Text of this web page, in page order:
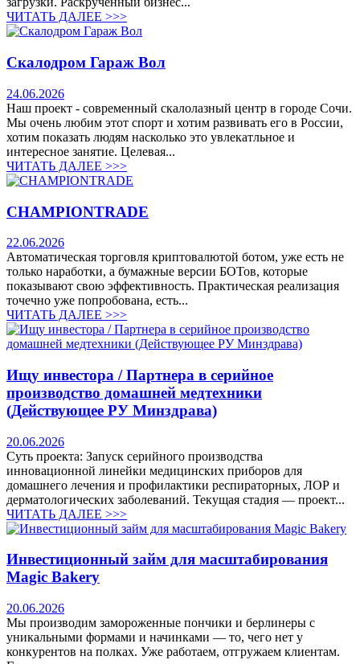
ЧИТАТЬ ДАЛЕЕ >>>
Скалодром Гараж Вол
24.06.2026
Наш проект - современный скалолазный центр в городе Сочи.
Мы очень любим этот спорт и хотим развивать его в России,
хотим показать людям насколько это увлекатльное и
интересное занятие. Целевая...
ЧИТАТЬ ДАЛЕЕ >>>
CHAMPIONTRADE
22.06.2026
Автоматическая торговля криптовалютой ботом, уже есть не
только наработки, а бумажные версии БОТов, которые
показывают свою эффективность. Практическая реализация
точечно уже попробована, есть...
ЧИТАТЬ ДАЛЕЕ >>>
Ищу инвестора / Партнера в серийное
производство домашней медтехники
(Действующее РУ Минздрава)
20.06.2026
Суть проекта: Запуск серийного производства
инновационной линейки медицинских приборов для
домашнего лечения и профилактики респираторных, ЛОР и
дерматологических заболеваний. Текущая стадия — проект...
ЧИТАТЬ ДАЛЕЕ >>>
Инвестиционный займ для масштабирования
Magic Bakery
20.06.2026
Мы производим замороженные пончики и берлинеры с
уникальными формами и начинками — то, чего нет у
конкурентов на полках. Уже работаем, отгружаем клиентам.